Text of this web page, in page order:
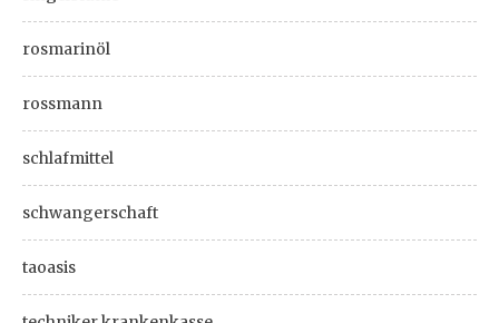
rosmarinöl
rossmann
schlafmittel
schwangerschaft
taoasis